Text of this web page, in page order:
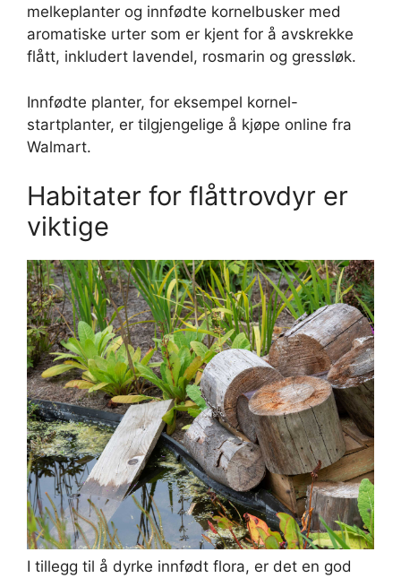
melkeplanter og innfødte kornelbusker med
aromatiske urter som er kjent for å avskrekke
flått, inkludert lavendel, rosmarin og gressløk.
Innfødte planter, for eksempel kornel-
startplanter, er tilgjengelige å kjøpe online fra
Walmart.
Habitater for flåttrovdyr er
viktige
I tillegg til å dyrke innfødt flora, er det en god